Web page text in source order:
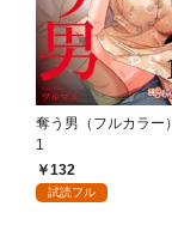
奪う男（フルカラー）
1
132
試読フル